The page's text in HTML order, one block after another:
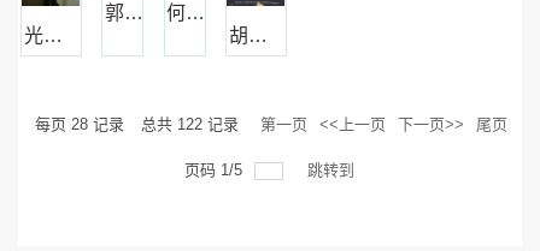
光寿红
郭傲
何立
胡弘历
每页 28 记录 总共 122 记录 第一页 <<上一页 下一页>> 尾页
页码 1/5 跳转到